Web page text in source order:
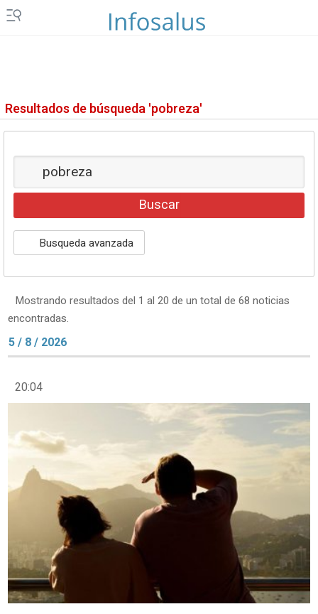
Resultados de búsqueda 'pobreza'
Busqueda avanzada
Mostrando resultados del 1 al 20 de un total de 68 noticias
encontradas.
5 / 8 / 2026
20:04